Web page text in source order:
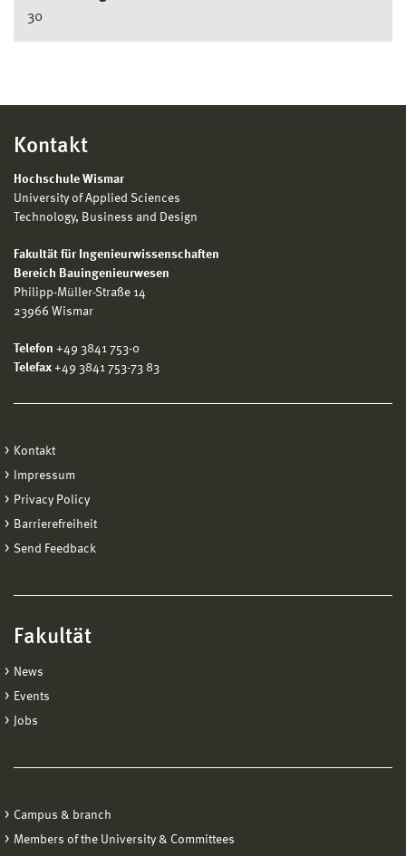
30
Kontakt
Hochschule Wismar
University of Applied Sciences
Technology, Business and Design
Fakultät für Ingenieurwissenschaften
Bereich Bauingenieurwesen
Philipp-Müller-Straße 14
23966 Wismar
Telefon +49 3841 753-0
Telefax +49 3841 753-73 83
Kontakt
Impressum
Privacy Policy
Barrierefreiheit
Send Feedback
Fakultät
News
Events
Jobs
Campus & branch
Members of the University & Committees